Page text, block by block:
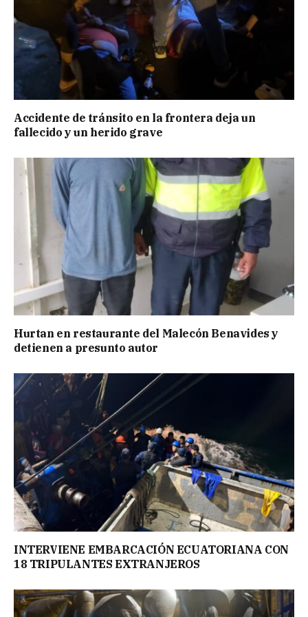
Accidente de tránsito en la frontera deja un
fallecido y un herido grave
Hurtan en restaurante del Malecón Benavides y
detienen a presunto autor
INTERVIENE EMBARCACIÓN ECUATORIANA CON
18 TRIPULANTES EXTRANJEROS